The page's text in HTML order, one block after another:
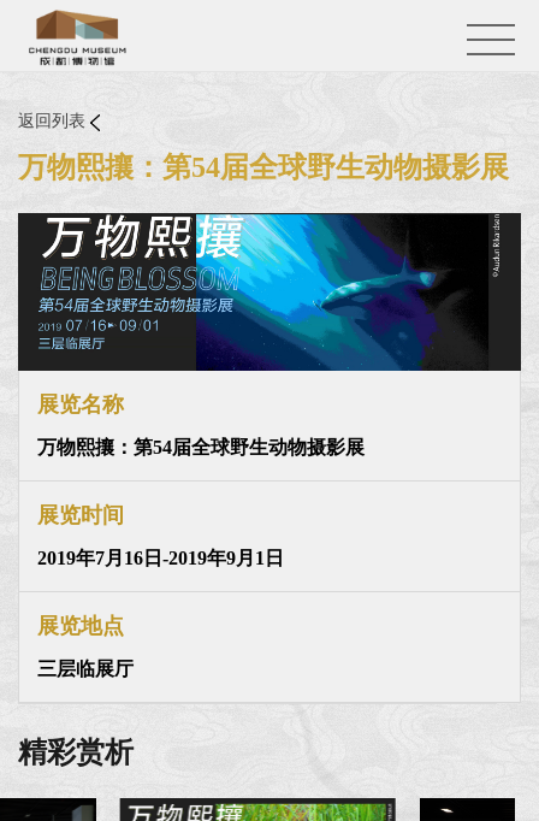
返回列表
万物熙攘：第54届全球野生动物摄影展
展览名称
万物熙攘：第54届全球野生动物摄影展
展览时间
2019年7月16日-2019年9月1日
展览地点
三层临展厅
精彩赏析